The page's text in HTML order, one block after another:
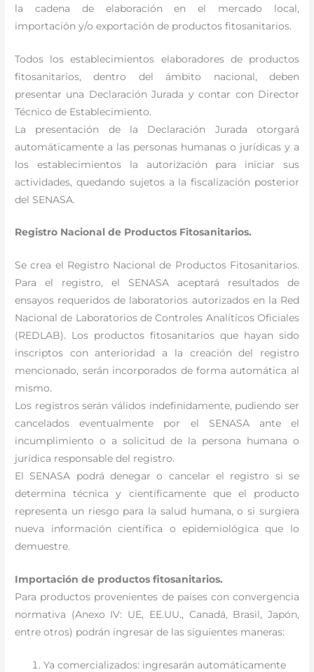
la cadena de elaboración en el mercado local,
importación y/o exportación de productos fitosanitarios.
Todos los establecimientos elaboradores de productos
fitosanitarios, dentro del ámbito nacional, deben
presentar una Declaración Jurada y contar con Director
Técnico de Establecimiento.
La presentación de la Declaración Jurada otorgará
automáticamente a las personas humanas o jurídicas y a
los establecimientos la autorización para iniciar sus
actividades, quedando sujetos a la fiscalización posterior
del SENASA.
Registro Nacional de Productos Fitosanitarios.
Se crea el Registro Nacional de Productos Fitosanitarios.
Para el registro, el SENASA aceptará resultados de
ensayos requeridos de laboratorios autorizados en la Red
Nacional de Laboratorios de Controles Analíticos Oficiales
(REDLAB). Los productos fitosanitarios que hayan sido
inscriptos con anterioridad a la creación del registro
mencionado, serán incorporados de forma automática al
mismo.
Los registros serán válidos indefinidamente, pudiendo ser
cancelados eventualmente por el SENASA ante el
incumplimiento o a solicitud de la persona humana o
jurídica responsable del registro.
El SENASA podrá denegar o cancelar el registro si se
determina técnica y científicamente que el producto
representa un riesgo para la salud humana, o si surgiera
nueva información científica o epidemiológica que lo
demuestre.
Importación de productos fitosanitarios.
Para productos provenientes de países con convergencia
normativa (Anexo IV: UE, EE.UU., Canadá, Brasil, Japón,
entre otros) podrán ingresar de las siguientes maneras:
Ya comercializados: ingresarán automáticamente